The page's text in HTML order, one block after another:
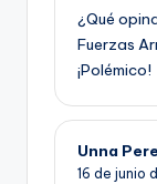
¿Qué
Fuerzas
¡Polémico!
Unna
16 de junio